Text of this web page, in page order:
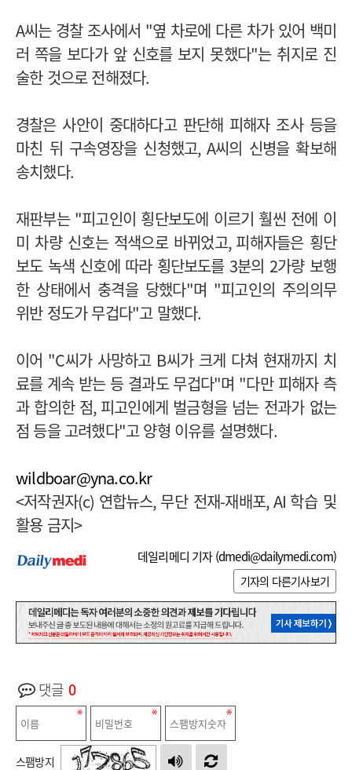
A씨는 경찰 조사에서 "옆 차로에 다른 차가 있어 백미
러 쪽을 보다가 앞 신호를 보지 못했다"는 취지로 진
술한 것으로 전해졌다.
경찰은 사안이 중대하다고 판단해 피해자 조사 등을
마친 뒤 구속영장을 신청했고, A씨의 신병을 확보해
송치했다.
재판부는 "피고인이 횡단보도에 이르기 훨씬 전에 이
미 차량 신호는 적색으로 바뀌었고, 피해자들은 횡단
보도 녹색 신호에 따라 횡단보도를 3분의 2가량 보행
한 상태에서 충격을 당했다"며 "피고인의 주의의무
위반 정도가 무겁다"고 말했다.
이어 "C씨가 사망하고 B씨가 크게 다쳐 현재까지 치
료를 계속 받는 등 결과도 무겁다"며 "다만 피해자 측
과 합의한 점, 피고인에게 벌금형을 넘는 전과가 없는
점 등을 고려했다"고 양형 이유를 설명했다.
wildboar@yna.co.kr
<저작권자(c) 연합뉴스, 무단 전재-재배포, AI 학습 및
활용 금지>
데일리메디 기자 (dmedi@dailymedi.com)
기자의 다른기사보기
댓글 0
스팸방지